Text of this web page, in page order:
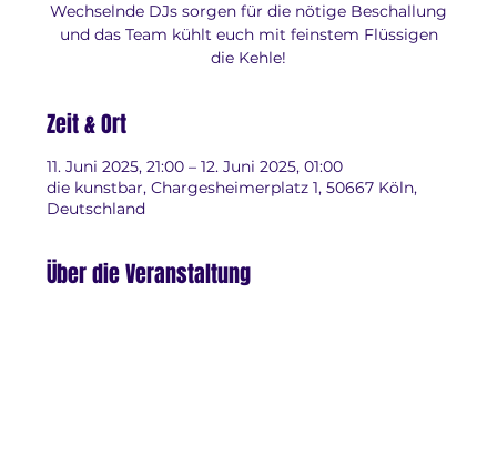
Wechselnde DJs sorgen für die nötige Beschallung
und das Team kühlt euch mit feinstem Flüssigen
die Kehle!
Zeit & Ort
11. Juni 2025, 21:00 – 12. Juni 2025, 01:00
die kunstbar, Chargesheimerplatz 1, 50667 Köln,
Deutschland
Über die Veranstaltung